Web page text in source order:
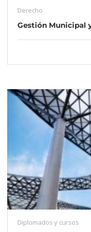
Derecho
Gestión Municipal
Diplomados y cursos